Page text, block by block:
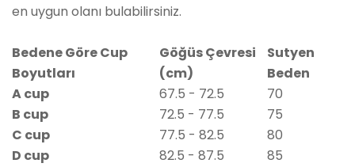
en uygun olanı bulabilirsiniz.
Bedene Göre Cup
Boyutları
Göğüs Çevresi
(cm)
Sutyen
Beden
A cup
67.5 - 72.5
70
B cup
72.5 - 77.5
75
C cup
77.5 - 82.5
80
D cup
82.5 - 87.5
85